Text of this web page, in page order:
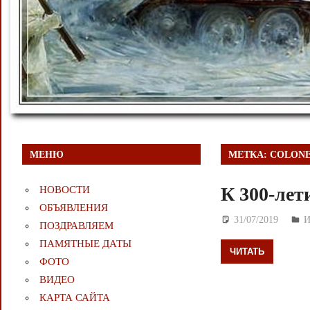
МЕТКА:
К 300-
31/07/2019
ЧИТАТЬ
МЕНЮ
НОВОСТИ
ОБЪЯВЛЕНИЯ
ПОЗДРАВЛЯЕМ
ПАМЯТНЫЕ ДАТЫ
ФОТО
ВИДЕО
КАРТА САЙТА